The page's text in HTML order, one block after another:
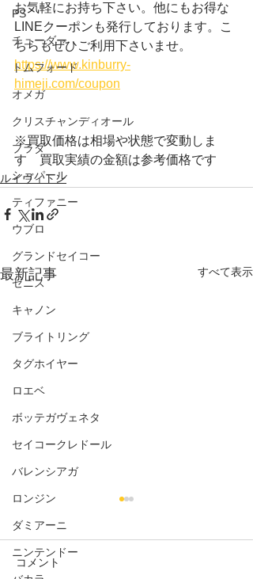
PS
チューダー
トムフォード
オメガ
クリスチャンディオール
プラダ
ショパール
ティファニー
ウブロ
グランドセイコー
ゼニス
キャノン
ブライトリング
タグホイヤー
ロエベ
ボッテガヴェネタ
セイコークレドール
バレンシアガ
ロンジン
ダミアーニ
ニンテンドー
お気軽にお持ち下さい。他にもお得な
LINEクーポンも発行しております。こ
ちらもぜひご利用下さいませ。
https://www.kinburry-
himeji.com/coupon
※買取価格は相場や状態で変動しま
す　買取実績の金額は参考価格です
ルイヴィトン
最新記事 すべて表示
コメント